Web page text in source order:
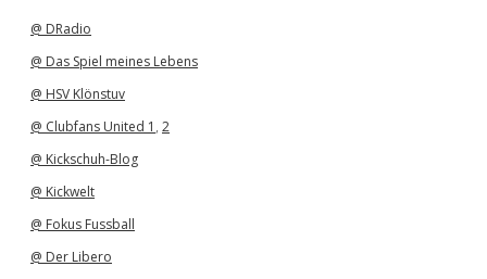
@ DRadio
@ Das Spiel meines Lebens
@ HSV Klönstuv
@ Clubfans United 1 , 2
@ Kickschuh-Blog
@ Kickwelt
@ Fokus Fussball
@ Der Libero